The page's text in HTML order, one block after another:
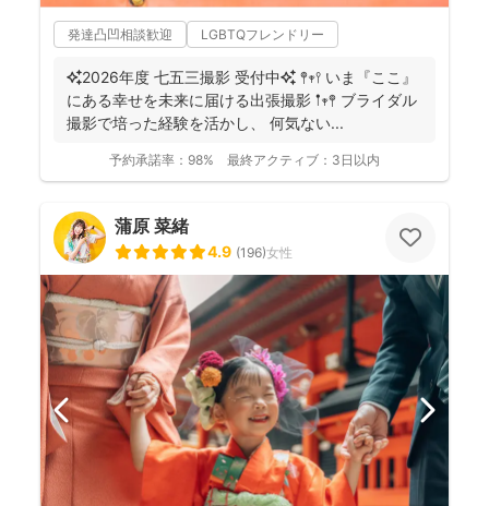
発達凸凹相談歓迎 LGBTQフレンドリー
✨2026年度 七五三撮影 受付中✨ 𖤣𖥧𖥣 いま『ここ』
にある幸せを未来に届ける出張撮影 𖡡𖥧𖤣 ブライダル
撮影で培った経験を活かし、 何気ない...
予約承諾率： 98% 最終アクティブ： 3日以内
蒲原 菜緒
4.9 (196)女性